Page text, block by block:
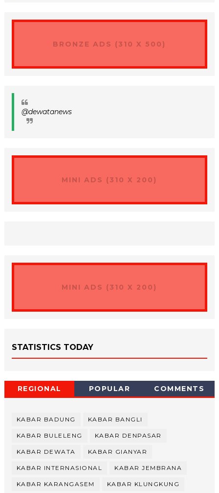
BRONZE ADS (310 X 500)
@dewatanews
MINI ADS (310 X 200)
MINI ADS (310 X 200)
STATISTICS TODAY
REGIONAL POPULAR COMMENTS
KABAR BADUNG KABAR BANGLI
KABAR BULELENG KABAR DENPASAR
KABAR DEWATA KABAR GIANYAR
KABAR INTERNASIONAL KABAR JEMBRANA
KABAR KARANGASEM KABAR KLUNGKUNG